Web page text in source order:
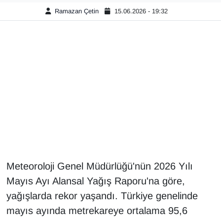
Ramazan Çetin 15.06.2026 - 19:32
Meteoroloji Genel Müdürlüğü'nün 2026 Yılı
Mayıs Ayı Alansal Yağış Raporu'na göre,
yağışlarda rekor yaşandı. Türkiye genelinde
mayıs ayında metrekareye ortalama 95,6
GENEL
Kadın
Kamu Alımları